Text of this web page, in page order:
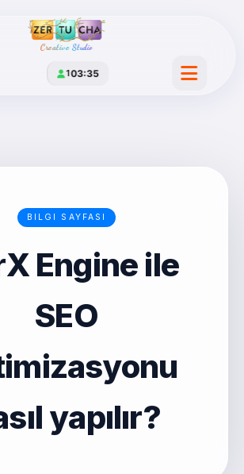
Creative Studio
103:35
BILGI SAYFASI
Engine ile
SEO
yapılır?